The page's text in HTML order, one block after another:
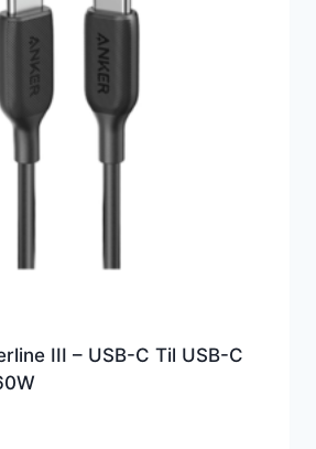
III – USB-C Til USB-C